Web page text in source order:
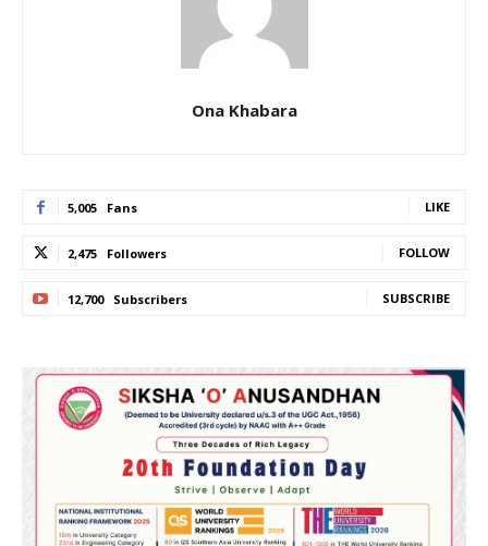
Ona Khabara
5,005 Fans LIKE
2,475 Followers FOLLOW
12,700 Subscribers SUBSCRIBE